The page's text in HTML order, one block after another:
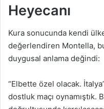
Heyecanı
Kura sonucunda kendi
değerlendiren Montella,
duygusal anlama değindi:
“Elbette özel olacak.
dostluk maçı